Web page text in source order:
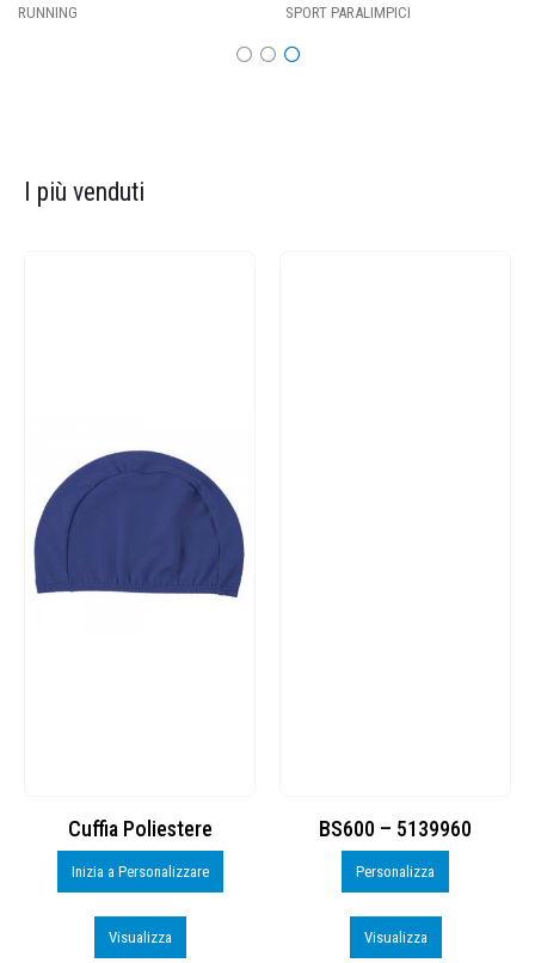
RUNNING SPORT PARALIMPICI
I più venduti
Cuffia Poliestere
Inizia a Personalizzare
Visualizza
BS600 – 5139960
Personalizza
Visualizza